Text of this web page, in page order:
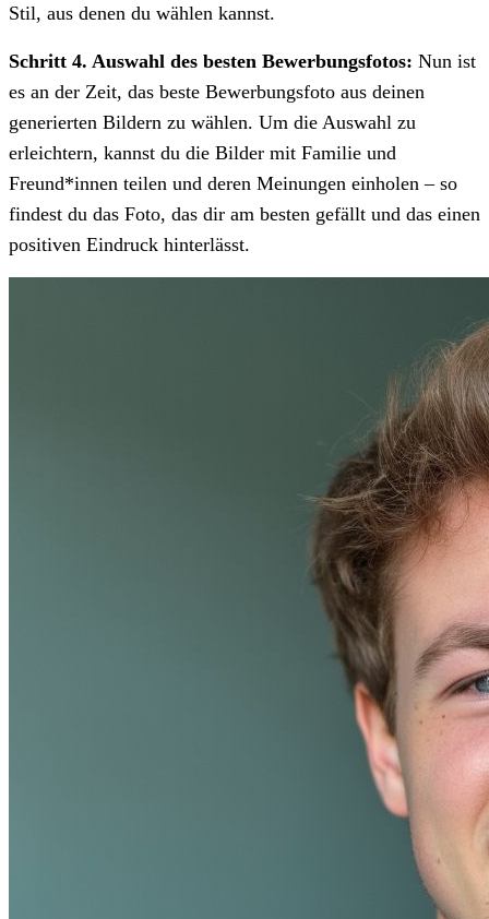
Stil, aus denen du wählen kannst.
Schritt 4. Auswahl des besten Bewerbungsfotos: Nun ist
es an der Zeit, das beste Bewerbungsfoto aus deinen
generierten Bildern zu wählen. Um die Auswahl zu
erleichtern, kannst du die Bilder mit Familie und
Freund*innen teilen und deren Meinungen einholen – so
findest du das Foto, das dir am besten gefällt und das einen
positiven Eindruck hinterlässt.